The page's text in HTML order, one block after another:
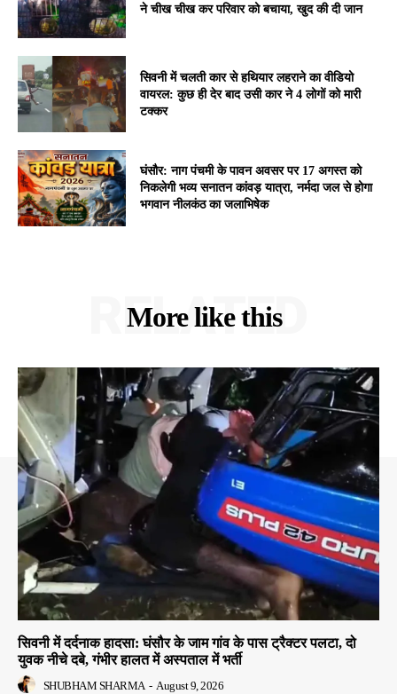
ने चीख चीख कर परिवार को बचाया, खुद की दी जान
सिवनी में चलती कार से हथियार लहराने का वीडियो
वायरल: कुछ ही देर बाद उसी कार ने 4 लोगों को मारी
टक्कर
घंसौर: नाग पंचमी के पावन अवसर पर 17 अगस्त को
निकलेगी भव्य सनातन कांवड़ यात्रा, नर्मदा जल से होगा
भगवान नीलकंठ का जलाभिषेक
More like this
RELATED
सिवनी में दर्दनाक हादसा: घंसौर के जाम गांव के पास ट्रैक्टर पलटा, दो
युवक नीचे दबे, गंभीर हालत में अस्पताल में भर्ती
SHUBHAM SHARMA - August 9, 2026